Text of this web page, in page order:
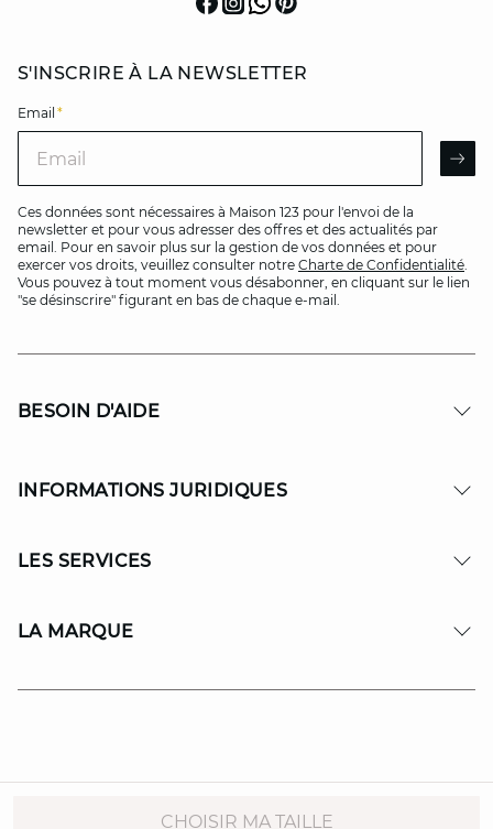
CHOISIR MA TAILLE
S'INSCRIRE À LA NEWSLETTER
Email *
Ces données sont nécessaires à Maison 123 pour l'envoi de la
newsletter et pour vous adresser des offres et des actualités par
email. Pour en savoir plus sur la gestion de vos données et pour
exercer vos droits, veuillez consulter notre Charte de Confidentialité.
Vous pouvez à tout moment vous désabonner, en cliquant sur le lien
"se désinscrire" figurant en bas de chaque e-mail.
BESOIN D'AIDE
INFORMATIONS JURIDIQUES
LES SERVICES
LA MARQUE